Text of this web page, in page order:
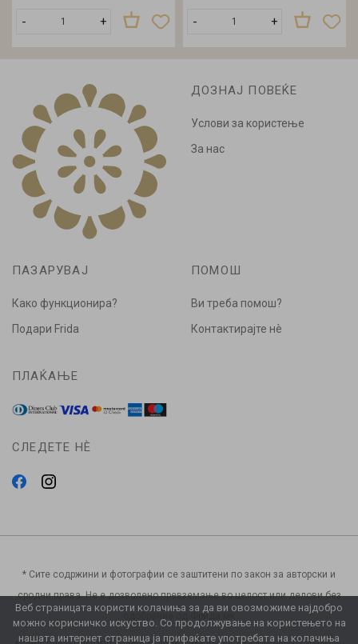
- + - +
Веб страницата користи колачиња за да ви овозможиме најдобро
можно корисничко искуство. Со продолжување на користењето на
нашата интернет страница ја прифаќате употребата на колачиња
ДОЗНАЈ ПОВЕЌЕ
Услови за користење
За нас
ПАЗАРУВАЈ
Како функционира?
Подари Frida
ПОМОШ
Ви треба помош?
Контактирајте нè
ПЛАЌАЊЕ
СЛЕДЕТЕ НÈ
* Сите содржини и фотографии се заштитени по закон за авторски и
сродни права. Не е дозволено превземање во целост или делови без
одобрение од Фрида.мк